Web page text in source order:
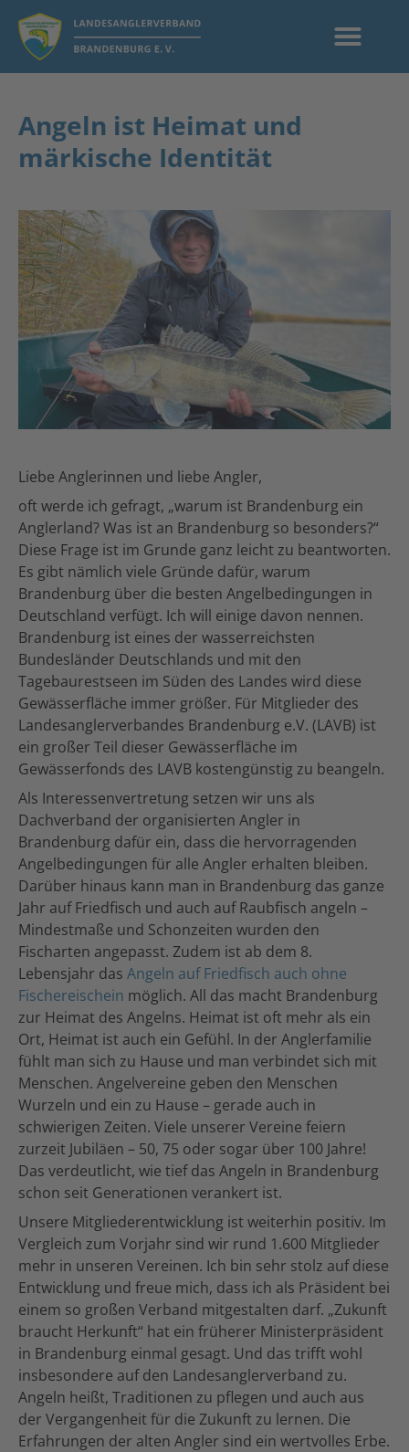
Angeln ist Heimat und
märkische Identität
Liebe Anglerinnen und liebe Angler,
oft werde ich gefragt, „warum ist Brandenburg ein
Anglerland? Was ist an Brandenburg so besonders?“
Diese Frage ist im Grunde ganz leicht zu beantworten.
Es gibt nämlich viele Gründe dafür, warum
Brandenburg über die besten Angelbedingungen in
Deutschland verfügt. Ich will einige davon nennen.
Brandenburg ist eines der wasserreichsten
Bundesländer Deutschlands und mit den
Tagebaurestseen im Süden des Landes wird diese
Gewässerfläche immer größer. Für Mitglieder des
Landesanglerverbandes Brandenburg e.V. (LAVB) ist
ein großer Teil dieser Gewässerfläche im
Gewässerfonds des LAVB kostengünstig zu beangeln.
Als Interessenvertretung setzen wir uns als
Dachverband der organisierten Angler in
Brandenburg dafür ein, dass die hervorragenden
Angelbedingungen für alle Angler erhalten bleiben.
Darüber hinaus kann man in Brandenburg das ganze
Jahr auf Friedfisch und auch auf Raubfisch angeln –
Mindestmaße und Schonzeiten wurden den
Fischarten angepasst. Zudem ist ab dem 8.
Lebensjahr das Angeln auf Friedfisch auch ohne
Fischereischein möglich. All das macht Brandenburg
zur Heimat des Angelns. Heimat ist oft mehr als ein
Ort, Heimat ist auch ein Gefühl. In der Anglerfamilie
fühlt man sich zu Hause und man verbindet sich mit
Menschen. Angelvereine geben den Menschen
Wurzeln und ein zu Hause – gerade auch in
schwierigen Zeiten. Viele unserer Vereine feiern
zurzeit Jubiläen – 50, 75 oder sogar über 100 Jahre!
Das verdeutlicht, wie tief das Angeln in Brandenburg
schon seit Generationen verankert ist.
Unsere Mitgliederentwicklung ist weiterhin positiv. Im
Vergleich zum Vorjahr sind wir rund 1.600 Mitglieder
mehr in unseren Vereinen. Ich bin sehr stolz auf diese
Entwicklung und freue mich, dass ich als Präsident bei
einem so großen Verband mitgestalten darf. „Zukunft
braucht Herkunft“ hat ein früherer Ministerpräsident
in Brandenburg einmal gesagt. Und das trifft wohl
insbesondere auf den Landesanglerverband zu.
Angeln heißt, Traditionen zu pflegen und auch aus
der Vergangenheit für die Zukunft zu lernen. Die
Erfahrungen der alten Angler sind ein wertvolles Erbe.